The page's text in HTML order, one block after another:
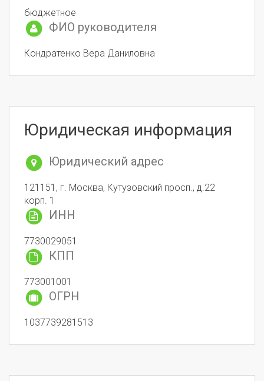
бюджетное
ФИО руководителя
Кондратенко Вера Даниловна
Юридическая информация
Юридический адрес
121151, г. Москва, Кутузовский просп., д.22
корп. 1
ИНН
7730029051
КПП
773001001
ОГРН
1037739281513